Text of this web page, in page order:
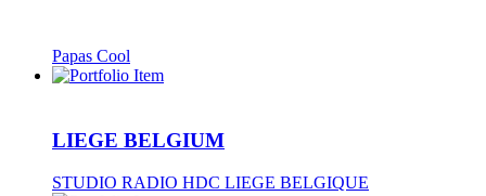
Papas Cool
LIEGE BELGIUM
STUDIO RADIO HDC LIEGE BELGIQUE